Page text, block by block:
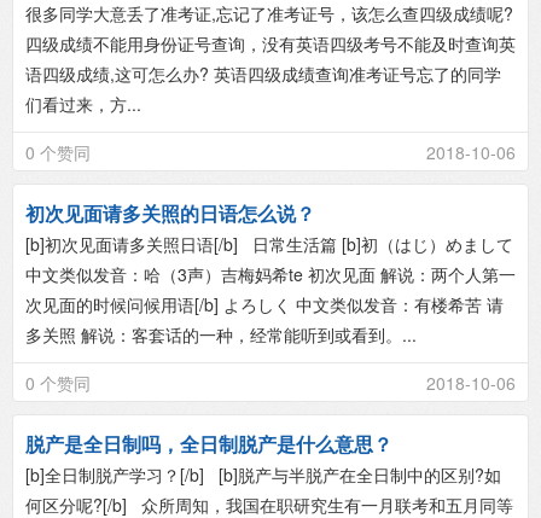
很多同学大意丢了准考证,忘记了准考证号，该怎么查四级成绩呢?
四级成绩不能用身份证号查询，没有英语四级考号不能及时查询英
语四级成绩,这可怎么办? 英语四级成绩查询准考证号忘了的同学
们看过来，方...
0 个赞同
2018-10-06
初次见面请多关照的日语怎么说？
[b]初次见面请多关照日语[/b] 日常生活篇 [b]初（はじ）めまして
中文类似发音：哈（3声）吉梅妈希te 初次见面 解说：两个人第一
次见面的时候问候用语[/b] よろしく 中文类似发音：有楼希苦 请
多关照 解说：客套话的一种，经常能听到或看到。...
0 个赞同
2018-10-06
脱产是全日制吗，全日制脱产是什么意思？
[b]全日制脱产学习？[/b] [b]脱产与半脱产在全日制中的区别?如
何区分呢?[/b] 众所周知，我国在职研究生有一月联考和五月同等